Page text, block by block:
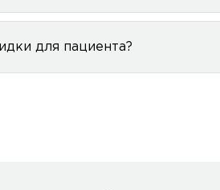
для пациента?